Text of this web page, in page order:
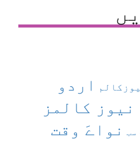
اردو
کالمز
نواےَ وقت